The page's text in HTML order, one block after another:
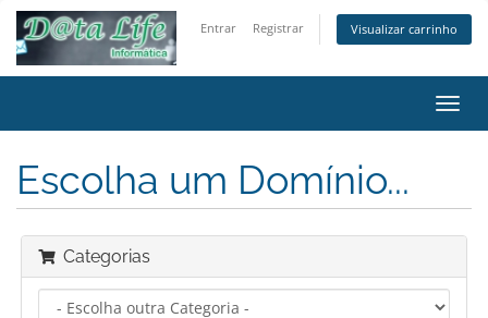
Entrar Registrar Visualizar carrinho
Escolha um Domínio...
Categorias